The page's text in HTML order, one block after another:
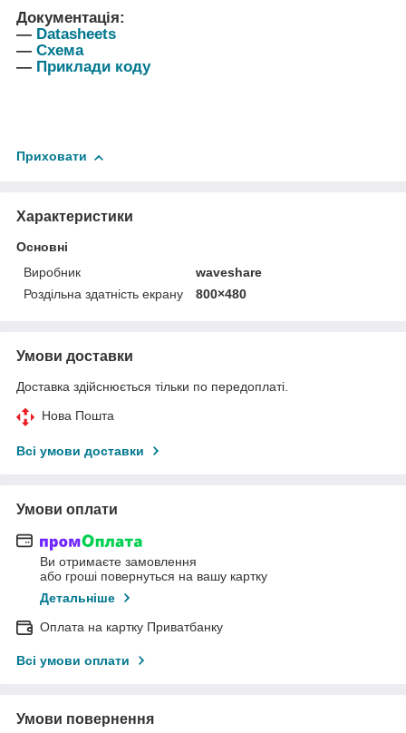
Документація:
― Datasheets
― Схема
― Приклади коду
Приховати
Характеристики
Основні
Виробник
waveshare
Роздільна здатність екрану
800×480
Умови доставки
Доставка здійснюється тільки по передоплаті.
Нова Пошта
Всі умови доставки
Умови оплати
Ви отримаєте замовлення
або гроші повернуться на вашу картку
Детальніше
Оплата на картку Приватбанку
Всі умови оплати
Умови повернення